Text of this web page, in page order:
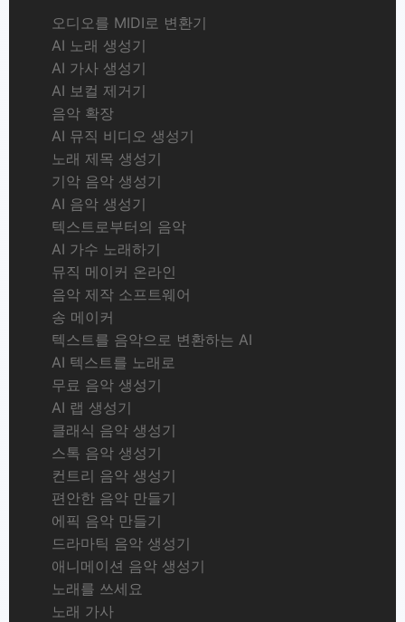
오디오를 MIDI로 변환기
AI 노래 생성기
AI 가사 생성기
AI 보컬 제거기
음악 확장
AI 뮤직 비디오 생성기
노래 제목 생성기
기악 음악 생성기
AI 음악 생성기
텍스트로부터의 음악
AI 가수 노래하기
뮤직 메이커 온라인
음악 제작 소프트웨어
송 메이커
텍스트를 음악으로 변환하는 AI
AI 텍스트를 노래로
무료 음악 생성기
AI 랩 생성기
클래식 음악 생성기
스톡 음악 생성기
컨트리 음악 생성기
편안한 음악 만들기
에픽 음악 만들기
드라마틱 음악 생성기
애니메이션 음악 생성기
노래를 쓰세요
노래 가사